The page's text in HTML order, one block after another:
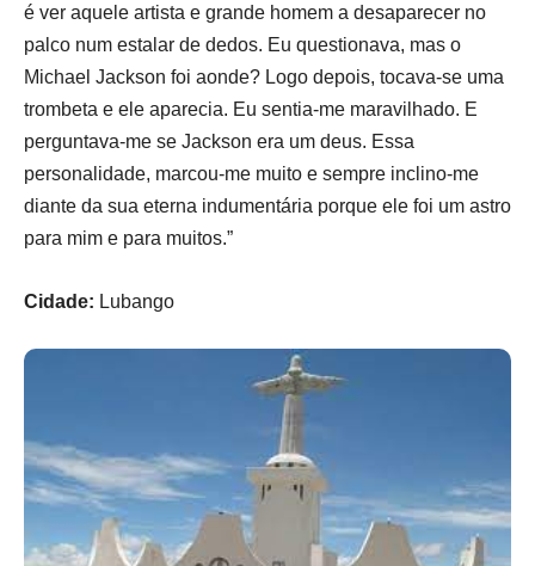
é ver aquele artista e grande homem a desaparecer no
palco num estalar de dedos. Eu questionava, mas o
Michael Jackson foi aonde? Logo depois, tocava-se uma
trombeta e ele aparecia. Eu sentia-me maravilhado. E
perguntava-me se Jackson era um deus. Essa
personalidade, marcou-me muito e sempre inclino-me
diante da sua eterna indumentária porque ele foi um astro
para mim e para muitos.”
Cidade: Lubango